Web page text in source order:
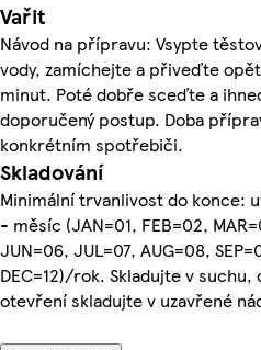
Vařit
Návod na přípravu: Vsypte
vody, zamíchejte a přiveďte
minut. Poté dobře sceďte a
doporučený postup. Doba
konkrétním spotřebiči.
Skladování
Minimální trvanlivost do konce:
- měsíc (JAN=01, FEB=02,
JUN=06, JUL=07, AUG=08,
DEC=12)/rok. Skladujte v
otevření skladujte v uzavřené